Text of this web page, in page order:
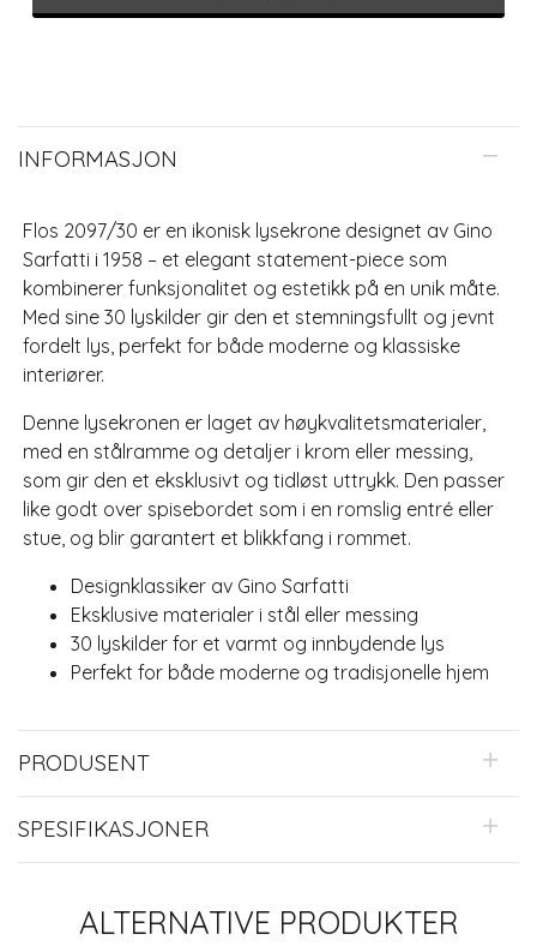
INFORMASJON
Flos 2097/30 er en ikonisk lysekrone designet av Gino
Sarfatti i 1958 – et elegant statement-piece som
kombinerer funksjonalitet og estetikk på en unik måte.
Med sine 30 lyskilder gir den et stemningsfullt og jevnt
fordelt lys, perfekt for både moderne og klassiske
interiører.
Denne lysekronen er laget av høykvalitetsmaterialer,
med en stålramme og detaljer i krom eller messing,
som gir den et eksklusivt og tidløst uttrykk. Den passer
like godt over spisebordet som i en romslig entré eller
stue, og blir garantert et blikkfang i rommet.
Designklassiker av Gino Sarfatti
Eksklusive materialer i stål eller messing
30 lyskilder for et varmt og innbydende lys
Perfekt for både moderne og tradisjonelle hjem
PRODUSENT
SPESIFIKASJONER
ALTERNATIVE PRODUKTER